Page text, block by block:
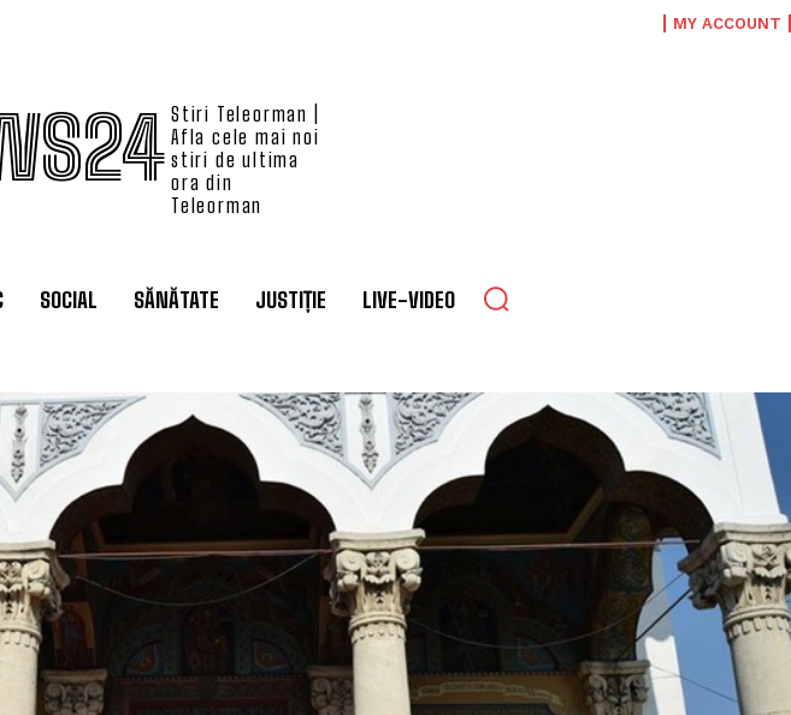
MY ACCOUNT
Stiri Teleorman |
Afla cele mai noi
stiri de ultima
ora din
Teleorman
SOCIAL SĂNĂTATE JUSTIȚIE LIVE-VIDEO